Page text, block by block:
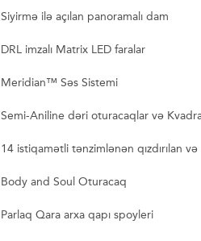
Siyirmə ilə açılan panoramalı dam
DRL imzalı Matrix LED faralar
Meridian™ Səs Sistemi
Semi-Aniline dəri oturacaqlar və
14 istiqamətli tənzimlənən qızdırılan
Body and Soul Oturacaq
Parlaq Qara arxa qapı spoyleri